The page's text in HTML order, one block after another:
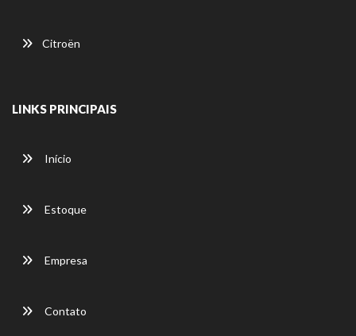
Citroën
LINKS PRINCIPAIS
Início
Estoque
Empresa
Contato